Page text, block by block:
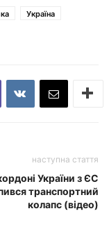
Україна
наступна стаття
України з ЄС
транспортний
колапс (відео)